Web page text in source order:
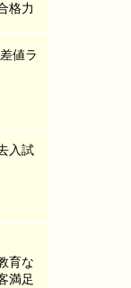
格力
値ラ
入試
育な
満足